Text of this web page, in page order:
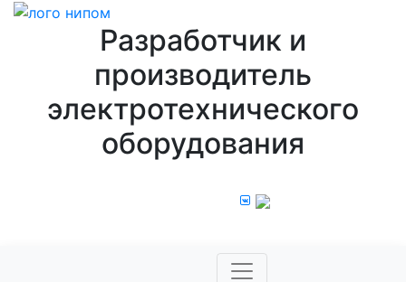
Разработчик и
производитель
электротехнического
оборудования